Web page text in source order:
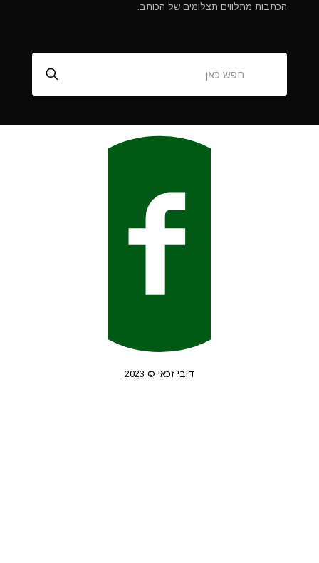
הכתבות מתלווים תצלומים של הכותב.
דובי זכאי © 2023